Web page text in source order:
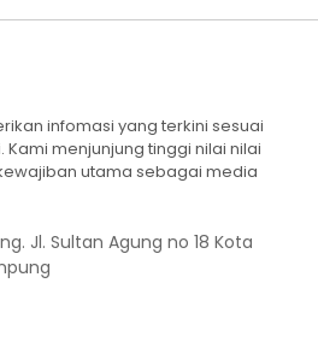
infomasi yang terkini sesuai
menjunjung tinggi nilai nilai
utama sebagai media
Jl. Sultan Agung no 18 Kota